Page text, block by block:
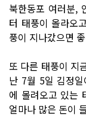
북한동포 여러분,
터 태풍이 올라오
풍이 지나갔으면
또 다른 태풍이 지
난 7월 5일 김정
에 몰려오고 있는
얼마나 많은 돈이